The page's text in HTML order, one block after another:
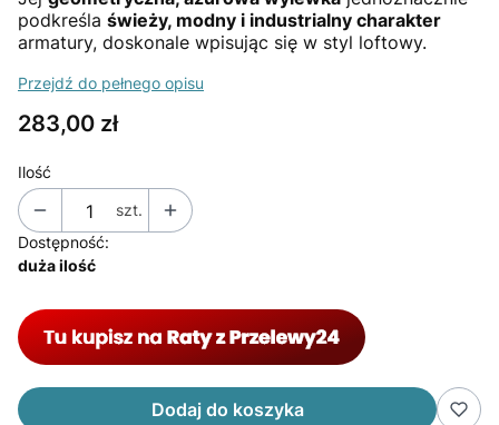
podkreśla świeży, modny i industrialny charakter
armatury, doskonale wpisując się w styl loftowy.
Przejdź do pełnego opisu
Cena
283,00 zł
Ilość
szt.
Dostępność:
duża ilość
Dodaj do koszyka